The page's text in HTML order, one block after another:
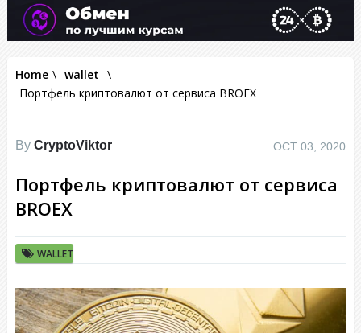
Home \ wallet \
Портфель криптовалют от сервиса BROEX
By CryptoViktor OCT 03, 2020
Портфель криптовалют от сервиса
BROEX
WALLET